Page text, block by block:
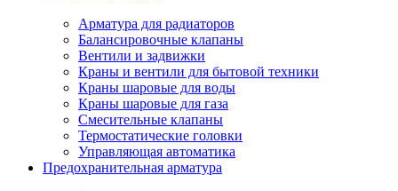
Арматура для радиаторов
Балансировочные клапаны
Вентили и задвижки
Краны и вентили для бытовой техники
Краны шаровые для воды
Краны шаровые для газа
Смесительные клапаны
Термостатические головки
Управляющая автоматика
Предохранительная арматура